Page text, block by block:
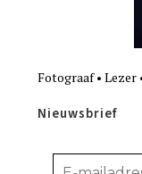
Fotograaf •
Nieuwsbrief